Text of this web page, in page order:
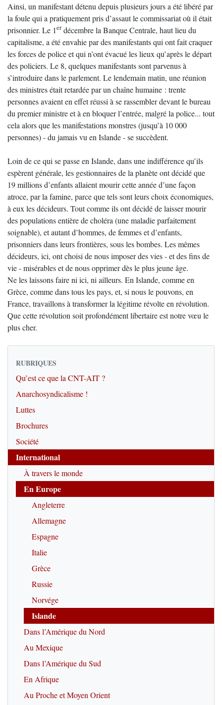
Ainsi, un manifestant détenu depuis plusieurs jours a été libéré par
la foule qui a pratiquement pris d’assaut le commissariat où il était
prisonnier. Le 1er décembre la Banque Centrale, haut lieu du
capitalisme, a été envahie par des manifestants qui ont fait craquer
les forces de police et qui n’ont évacué les lieux qu’après le départ
des policiers. Le 8, quelques manifestants sont parvenus à
s’introduire dans le parlement. Le lendemain matin, une réunion
des ministres était retardée par un chaîne humaine : trente
personnes avaient en effet réussi à se rassembler devant le bureau
du premier ministre et à en bloquer l’entrée, malgré la police... tout
cela alors que les manifestations monstres (jusqu’à 10 000
personnes) - du jamais vu en Islande - se succèdent.
Loin de ce qui se passe en Islande, dans une indifférence qu’ils
espèrent générale, les gestionnaires de la planète ont décidé que
19 millions d’enfants allaient mourir cette année d’une façon
atroce, par la famine, parce que tels sont leurs choix économiques,
à eux les décideurs. Tout comme ils ont décidé de laisser mourir
des populations entière de choléra (une maladie parfaitement
soignable), et autant d’hommes, de femmes et d’enfants,
prisonniers dans leurs frontières, sous les bombes. Les mêmes
décideurs, ici, ont choisi de nous imposer des vies - et des fins de
vie - misérables et de nous opprimer dès le plus jeune âge.
Ne les laissons faire ni ici, ni ailleurs. En Islande, comme en
Grèce, comme dans tous les pays, et, si nous le pouvons, en
France, travaillons à transformer la légitime révolte en révolution.
Que cette révolution soit profondément libertaire est notre vœu le
plus cher.
RUBRIQUES
Qu’est ce que la CNT-AIT ?
Anarchosyndicalisme !
Luttes
Brochures
Société
International
À travers le monde
En Europe
Angleterre
Allemagne
Espagne
Italie
Grèce
Russie
Norvége
Islande
Dans l’Amérique du Nord
Au Mexique
Dans l’Amérique du Sud
En Afrique
Au Proche et Moyen Orient